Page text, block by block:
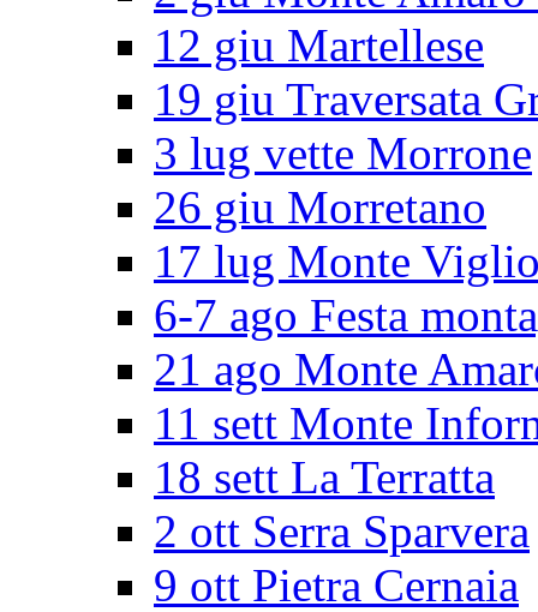
12 giu Martellese
19 giu Traversata
3 lug vette Morrone
26 giu Morretano
17 lug Monte
6-7 ago Festa
21 ago Monte
11 sett Monte
18 sett La Terratta
2 ott Serra Sparvera
9 ott Pietra Cernaia